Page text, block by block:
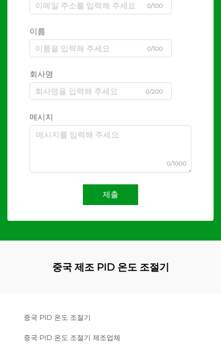
0/100
이름
0/100
회사명
0/200
메시지
0/1000
제출
중국 제조 PID 온도 조절기
중국 PID 온도 조절기
중국 PID 온도 조절기 제조업체